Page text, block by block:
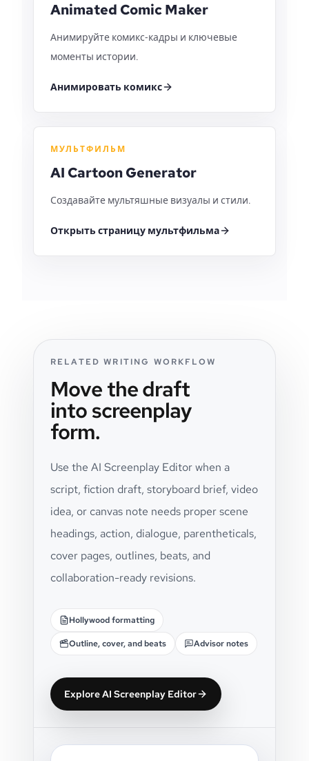
Animated Comic Maker
Анимируйте комикс‑кадры и ключевые
моменты истории.
Анимировать комикс
МУЛЬТФИЛЬМ
AI Cartoon Generator
Создавайте мультяшные визуалы и стили.
Открыть страницу мультфильма
RELATED WRITING WORKFLOW
Move the draft
into screenplay
form.
Use the AI Screenplay Editor when a
script, fiction draft, storyboard brief, video
idea, or canvas note needs proper scene
headings, action, dialogue, parentheticals,
cover pages, outlines, beats, and
collaboration-ready revisions.
Hollywood formatting
Outline, cover, and beats Advisor notes
Explore AI Screenplay Editor